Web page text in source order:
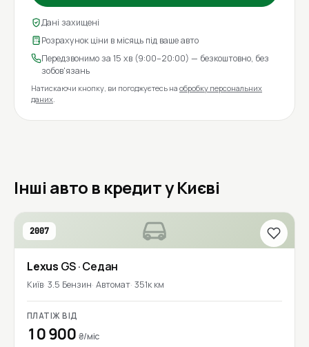
Дані захищені
Розрахунок ціни в місяць під ваше авто
Передзвонимо за 15 хв (9:00–20:00) — безкоштовно, без
зобов'язань
Натискаючи кнопку, ви погоджуєтесь на обробку персональних
даних.
Інші авто в кредит у Києві
2007
Lexus GS· Седан
Київ 3.5 Бензин Автомат 351к км
ПЛАТІЖ ВІД
10 900 ₴/міс